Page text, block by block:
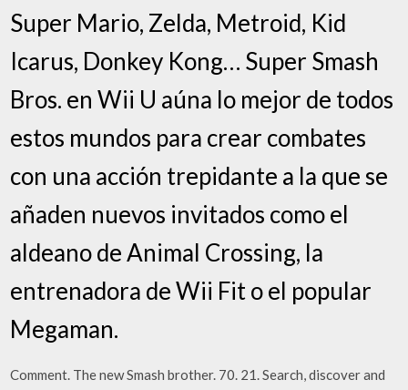
Super Mario, Zelda, Metroid, Kid
Icarus, Donkey Kong… Super Smash
Bros. en Wii U aúna lo mejor de todos
estos mundos para crear combates
con una acción trepidante a la que se
añaden nuevos invitados como el
aldeano de Animal Crossing, la
entrenadora de Wii Fit o el popular
Megaman.
Comment. The new Smash brother. 70. 21. Search, discover and